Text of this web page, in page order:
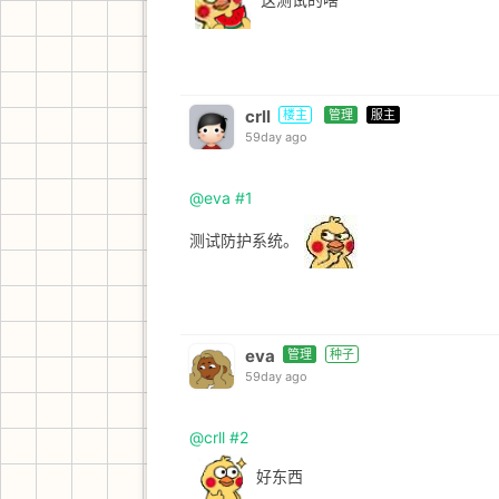
crll 楼主 管理
服主
59day ago
@eva #1
测试防护系统。
eva 管理
种子
59day ago
@crll #2
好东西